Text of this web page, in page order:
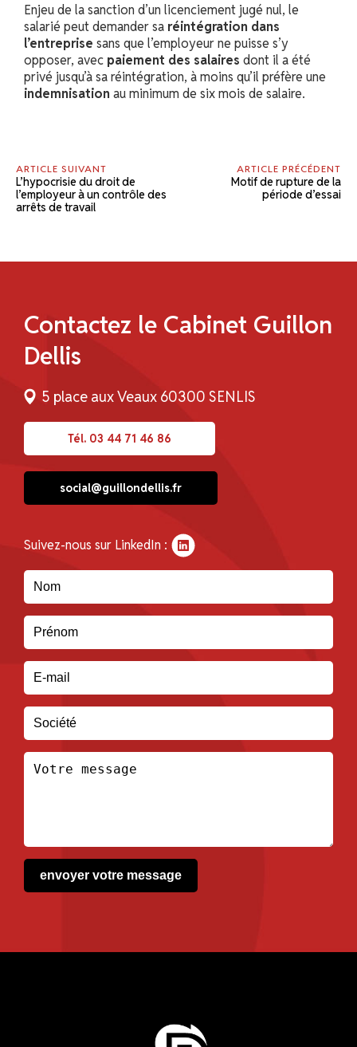
Enjeu de la sanction d’un licenciement jugé nul, le
salarié peut demander sa réintégration dans
l’entreprise sans que l’employeur ne puisse s’y
opposer, avec paiement des salaires dont il a été
privé jusqu’à sa réintégration, à moins qu’il préfère une
indemnisation au minimum de six mois de salaire.
ARTICLE SUIVANT
L’hypocrisie du droit de
l’employeur à un contrôle des
arrêts de travail
ARTICLE PRÉCÉDENT
Motif de rupture de la
période d’essai
Contactez le Cabinet Guillon
Dellis
5 place aux Veaux 60300 SENLIS
Tél. 03 44 71 46 86
social@guillondellis.fr
Suivez-nous sur LinkedIn :
envoyer votre message